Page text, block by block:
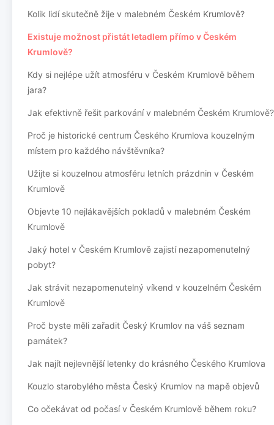
Kolik lidí skutečně žije v malebném Českém Krumlově?
Existuje možnost přistát letadlem přímo v Českém
Krumlově?
Kdy si nejlépe užít atmosféru v Českém Krumlově během
jara?
Jak efektivně řešit parkování v malebném Českém Krumlově?
Proč je historické centrum Českého Krumlova kouzelným
místem pro každého návštěvníka?
Užijte si kouzelnou atmosféru letních prázdnin v Českém
Krumlově
Objevte 10 nejlákavějších pokladů v malebném Českém
Krumlově
Jaký hotel v Českém Krumlově zajistí nezapomenutelný
pobyt?
Jak strávit nezapomenutelný víkend v kouzelném Českém
Krumlově
Proč byste měli zařadit Český Krumlov na váš seznam
památek?
Jak najít nejlevnější letenky do krásného Českého Krumlova
Kouzlo starobylého města Český Krumlov na mapě objevů
Co očekávat od počasí v Českém Krumlově během roku?